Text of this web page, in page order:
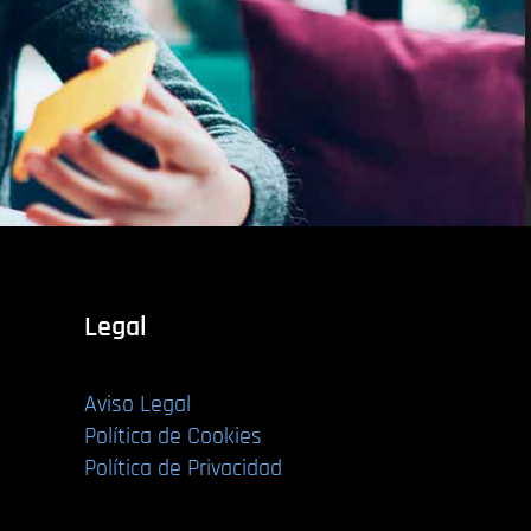
Legal
Aviso Legal
Política de Cookies
Política de Privacidad